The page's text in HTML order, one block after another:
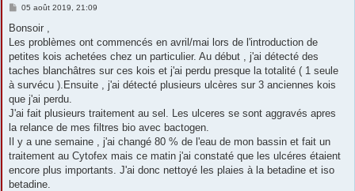
M
s
a
g
05 août 2019, 21:09
Bonsoir ,
Les problèmes ont commencés en avril/mai lors de l'introduction de
petites kois achetées chez un particulier. Au début , j'ai détecté des
taches blanchâtres sur ces kois et j'ai perdu presque la totalité ( 1 seule
à survécu ).Ensuite , j'ai détecté plusieurs ulcères sur 3 anciennes kois
que j'ai perdu.
J'ai fait plusieurs traitement au sel. Les ulceres se sont aggravés apres
la relance de mes filtres bio avec bactogen.
Il y a une semaine , j'ai changé 80 % de l'eau de mon bassin et fait un
traitement au Cytofex mais ce matin j'ai constaté que les ulcéres étaient
encore plus importants. J'ai donc nettoyé les plaies à la betadine et iso
betadine.